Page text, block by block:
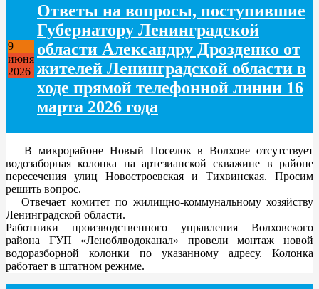
9
июня
2026
Ответы на вопросы, поступившие
Губернатору Ленинградской
области Александру Дрозденко от
жителей Ленинградской области в
ходе прямой телефонной линии 16
марта 2026 года
В микрорайоне Новый Поселок в Волхове отсутствует
водозаборная колонка на артезианской скважине в районе
пересечения улиц Новостроевская и Тихвинская. Просим
решить вопрос.
Отвечает комитет по жилищно-коммунальному хозяйству
Ленинградской области.
Работники производственного управления Волховского
района ГУП «Леноблводоканал» провели монтаж новой
водоразборной колонки по указанному адресу. Колонка
работает в штатном режиме.